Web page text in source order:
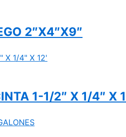
2″X4″X9″
1-1/2″ X 1/4″ X